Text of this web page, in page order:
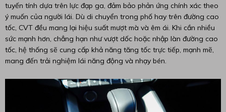
tuyến tính dựa trên lực đạp ga, đảm bảo phản ứng chính xác theo
ý muốn của người lái. Dù di chuyển trong phố hay trên đường cao
tốc, CVT đều mang lại hiệu suất mượt mà và êm ái. Khi cần nhiều
sức mạnh hơn, chẳng hạn như vượt dốc hoặc nhập làn đường cao
tốc, hệ thống sẽ cung cấp khả năng tăng tốc trực tiếp, mạnh mẽ,
mang đến trải nghiệm lái năng động và nhạy bén.